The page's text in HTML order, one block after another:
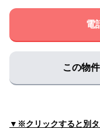
電
この物
▼※クリックすると別